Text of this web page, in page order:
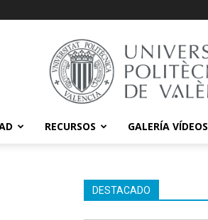
RECURSOS GALERÍA VÍDEOS
DESTACADO